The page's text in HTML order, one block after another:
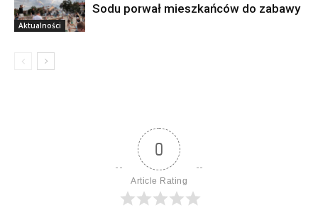
Aktualności
Sodu porwał mieszkańców do zabawy
0
Article Rating